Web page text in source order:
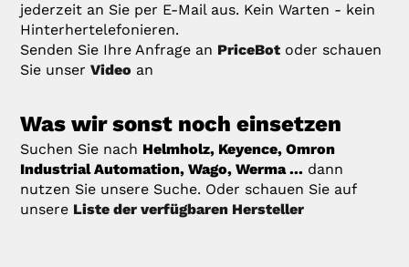
jederzeit an Sie per E-Mail aus. Kein Warten - kein
Hinterhertelefonieren.
Senden Sie Ihre Anfrage an PriceBot oder schauen
Sie unserVideo an
Was wir sonst noch einsetzen
Suchen Sie nach Helmholz, Keyence, Omron
Industrial Automation, Wago, Werma ... dann
nutzen Sie unsere Suche. Oder schauen Sie auf
unsere Liste der verfügbaren Hersteller